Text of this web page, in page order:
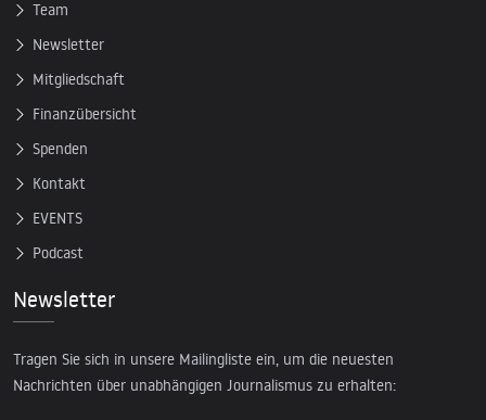
Team
Newsletter
Mitgliedschaft
Finanzübersicht
Spenden
Kontakt
EVENTS
Podcast
Newsletter
Tragen Sie sich in unsere Mailingliste ein, um die neuesten
Nachrichten über unabhängigen Journalismus zu erhalten: